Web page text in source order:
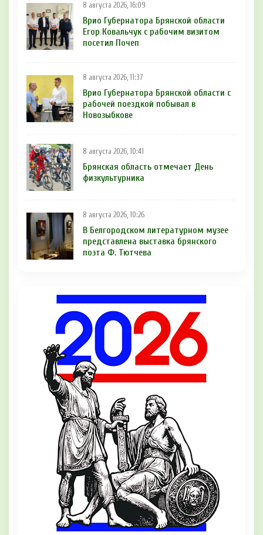
8 августа 2026, 16:09
Врио Губернатора Брянской области
Егор Ковальчук с рабочим визитом
посетил Почеп
8 августа 2026, 11:37
Врио Губернатора Брянской области с
рабочей поездкой побывал в
Новозыбкове
8 августа 2026, 10:41
Брянская область отмечает День
физкультурника
8 августа 2026, 10:26
В Белгородском литературном музее
представлена выставка брянского
поэта Ф. Тютчева